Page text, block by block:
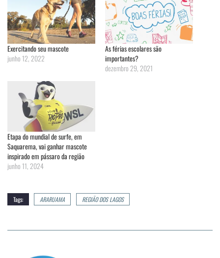
Exercitando seu mascote
junho 12, 2022
As férias escolares são
importantes?
dezembro 29, 2021
Etapa do mundial de surfe, em
Saquarema, vai ganhar mascote
inspirado em pássaro da região
junho 11, 2024
Tags: ARARUAMA REGIÃO DOS LAGOS